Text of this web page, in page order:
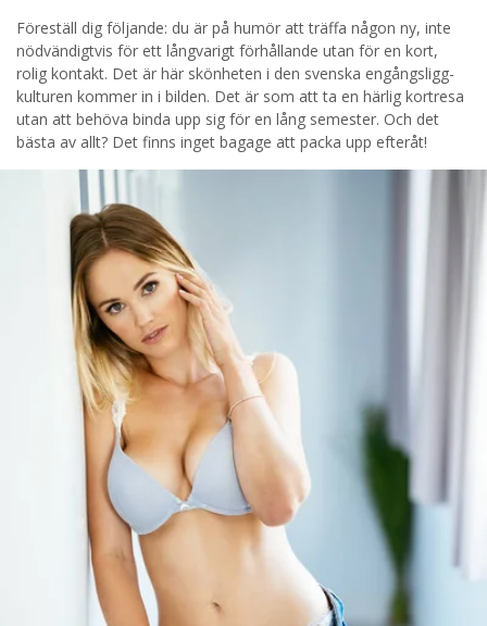
tillbaka godkännande när jag vill.
STARTA NU!
Föreställ dig följande: du är på humör att träffa någon ny, inte
nödvändigtvis för ett långvarigt förhållande utan för en kort,
rolig kontakt. Det är här skönheten i den svenska engångsligg-
kulturen kommer in i bilden. Det är som att ta en härlig kortresa
utan att behöva binda upp sig för en lång semester. Och det
bästa av allt? Det finns inget bagage att packa upp efteråt!